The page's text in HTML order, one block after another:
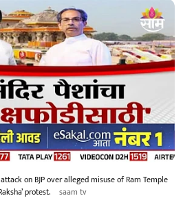
on BJP over alleged misuse of Ram Temple
protest.
saam tv